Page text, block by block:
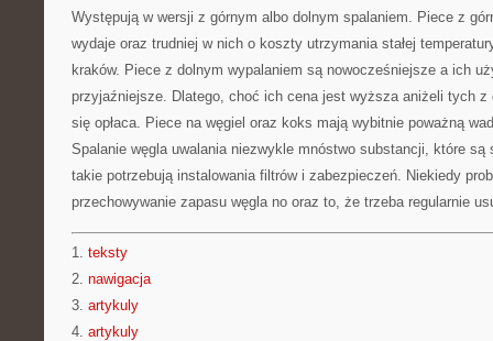
Występują w wersji z górnym albo dolnym spalaniem. Piece z
wydaje oraz trudniej w nich o koszty utrzymania stałej
kraków. Piece z dolnym wypalaniem są nowocześniejsze a ich
przyjaźniejsze. Dlatego, choć ich cena jest wyższa aniżeli tych z
się opłaca. Piece na węgiel oraz koks mają wybitnie poważną
Spalanie węgla uwalania niezwykle mnóstwo substancji, które są
takie potrzebują instalowania filtrów i zabezpieczeń. Niekiedy
przechowywanie zapasu węgla no oraz to, że trzeba regularnie
1. teksty
2. nawigacja
3. artykuly
4. artykuly